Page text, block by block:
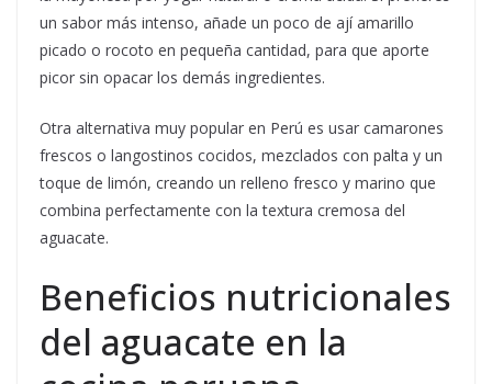
un sabor más intenso, añade un poco de ají amarillo
picado o rocoto en pequeña cantidad, para que aporte
picor sin opacar los demás ingredientes.
Otra alternativa muy popular en Perú es usar camarones
frescos o langostinos cocidos, mezclados con palta y un
toque de limón, creando un relleno fresco y marino que
combina perfectamente con la textura cremosa del
aguacate.
Beneficios nutricionales
del aguacate en la